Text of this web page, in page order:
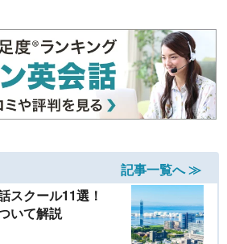
記事一覧へ ≫
スクール11選！
いて解説